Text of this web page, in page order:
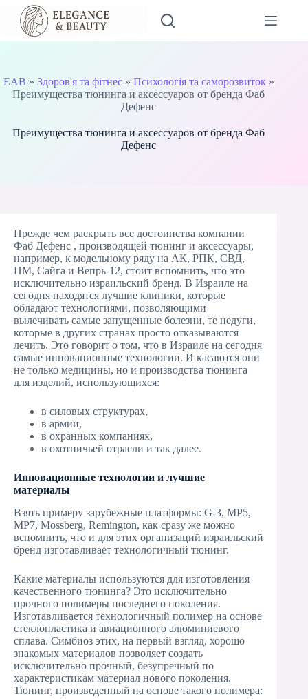
Перейти
вмісту
EAB » Здоров'я та фітнес» Психологія та саморозвиток»
Преимущества тюнинга и аксессуаров от бренда Фаб
Дефенс
Преимущества тюнинга и аксессуаров от бренда Фаб
Дефенс
Прежде чем раскрыть все достоинства компании
Фаб Дефенс , производящей тюнинг и аксессуары,
например, к модельному ряду на АК, РПК, СВД,
ПМ, Сайга и Вепрь-12, стоит вспомнить, что это
исключительно израильский бренд. В Израиле на
сегодня находятся лучшие клиники, которые
обладают технологиями, позволяющими
вылечивать самые запущенные болезни, те недуги,
которые в других странах просто отказываются
лечить. Это говорит о том, что в Израиле на сегодня
самые инновационные технологии. И касаются они
не только медицины, но и производства тюнинга
для изделий, использующихся:
в силовых структурах,
в армии,
в охранных компаниях,
в охотничьей отрасли и так далее.
Инновационные технологии и лучшие
материалы
Взять примеру зарубежные платформы: G-3, MP5,
MP7, Mossberg, Remington, как сразу же можно
вспомнить, что и для этих организаций израильский
бренд изготавливает технологичный тюнинг.
Какие материалы используются для изготовления
качественного тюнинга? Это исключительно
прочного полимеры последнего поколения.
Изготавливается технологичный полимер на основе
стеклопластика и авиационного алюминиевого
сплава. Симбиоз этих, на первый взгляд, хорошо
знакомых материалов позволяет создать
исключительно прочный, безупречный по
характеристикам материал нового поколения.
Тюнинг, произведенный на основе такого полимера: